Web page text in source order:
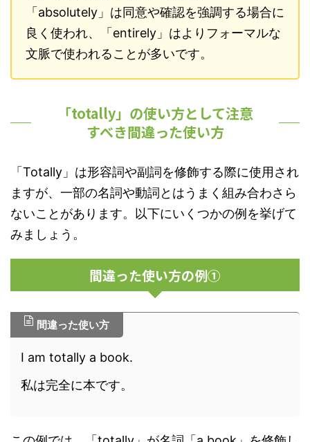
「absolutely」は同意や確認を強調する場合に
良く使われ、「entirely」はよりフォーマルな
文脈で使われることが多いです。
「totally」の使い方として注意
すべき間違った使い方
「Totally」は形容詞や副詞を修飾する際に使用され
ますが、一部の名詞や動詞とはうまく組み合わさら
ないことがあります。以下にいくつかの例を挙げて
みましょう。
間違った使い方の例①
間違った使い方
I am totally a book.
私は完全に本です。